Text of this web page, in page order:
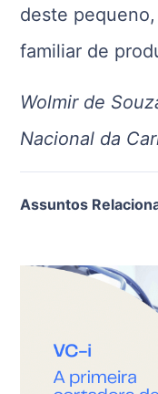
deste
familiar de
Wolmir de
Nacional da
Assuntos